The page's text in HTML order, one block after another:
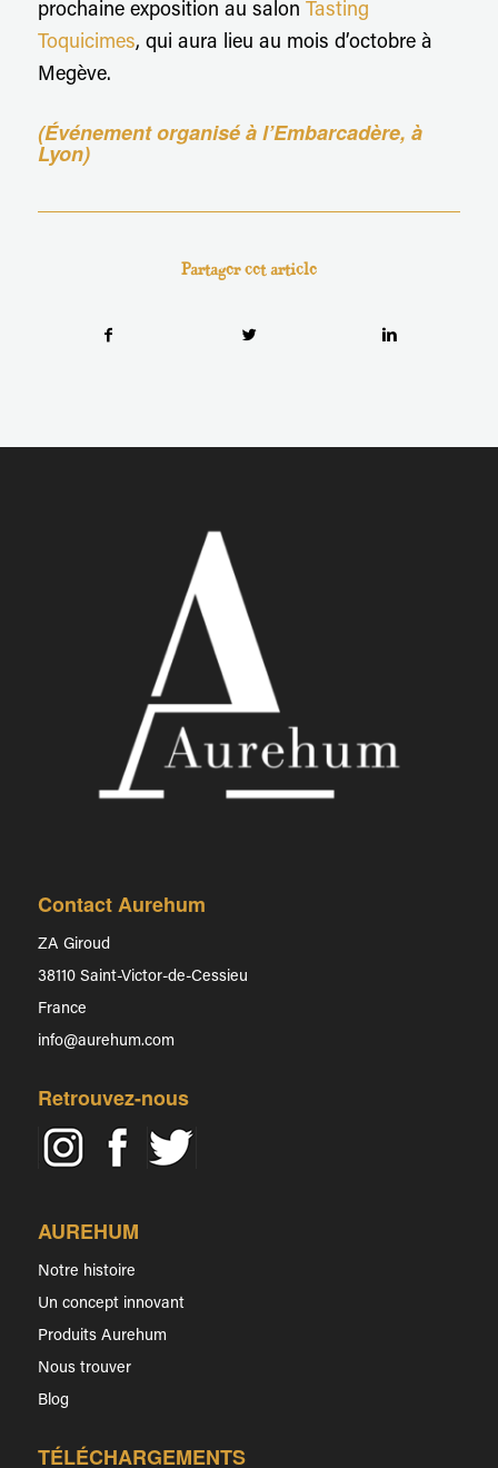
prochaine exposition au salon Tasting
Toquicimes, qui aura lieu au mois d’octobre à
Megève.
(Événement organisé à l’Embarcadère, à
Lyon)
Partager cet article
Contact Aurehum
ZA Giroud
38110 Saint-Victor-de-Cessieu
France
info@aurehum.com
Retrouvez-nous
AUREHUM
Notre histoire
Un concept innovant
Produits Aurehum
Nous trouver
Blog
TÉLÉCHARGEMENTS